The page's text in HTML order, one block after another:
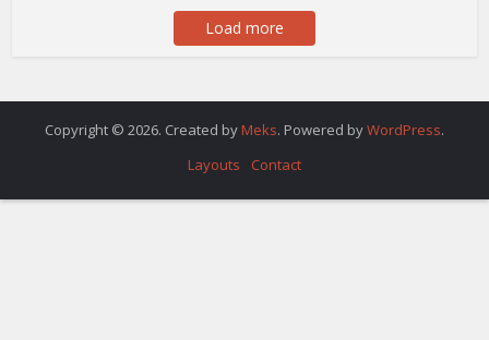
Load more
Copyright © 2026. Created by Meks. Powered byWordPress.
Layouts
Contact